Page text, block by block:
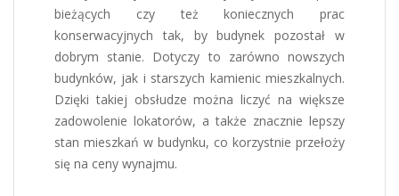
bieżących czy też koniecznych prac
konserwacyjnych tak, by budynek pozostał w
dobrym stanie. Dotyczy to zarówno nowszych
budynków, jak i starszych kamienic mieszkalnych.
Dzięki takiej obsłudze można liczyć na większe
zadowolenie lokatorów, a także znacznie lepszy
stan mieszkań w budynku, co korzystnie przełoży
się na ceny wynajmu.